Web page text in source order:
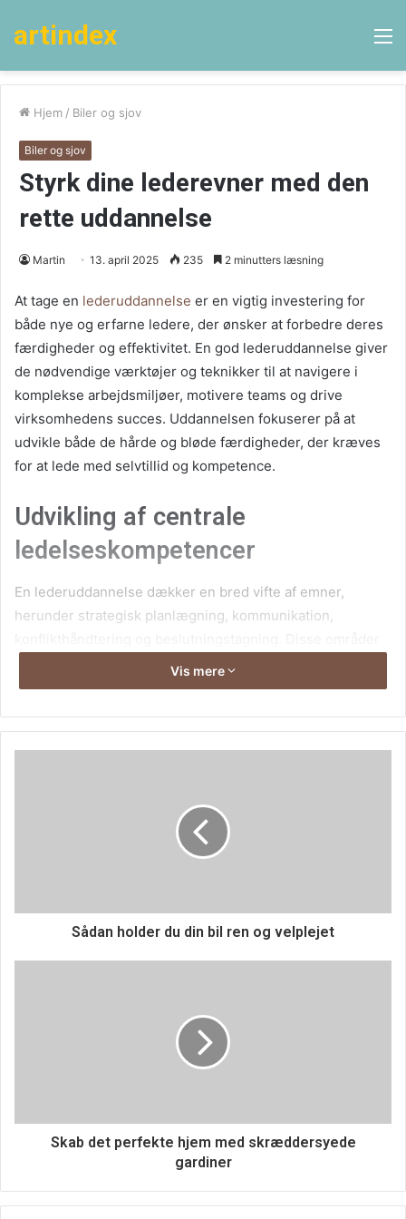
artindex
Hjem / Biler og sjov
Biler og sjov
Styrk dine lederevner med den
rette uddannelse
Martin 13. april 2025 235 2 minutters læsning
At tage en lederuddannelse er en vigtig investering for
både nye og erfarne ledere, der ønsker at forbedre deres
færdigheder og effektivitet. En god lederuddannelse giver
de nødvendige værktøjer og teknikker til at navigere i
komplekse arbejdsmiljøer, motivere teams og drive
virksomhedens succes. Uddannelsen fokuserer på at
udvikle både de hårde og bløde færdigheder, der kræves
for at lede med selvtillid og kompetence.
Udvikling af centrale
ledelseskompetencer
En lederuddannelse dækker en bred vifte af emner,
herunder strategisk planlægning, kommunikation,
er afgørende for at kunne håndtere daglige udfordringer
og træffe informerede beslutninger, der gavner
med at forstå, hvordan man bedst kan udnytte
kommunikationsfærdigheder
enhver leder. En lederuddannelse lærer deltagerne,
gør det muligt for ledere at formidle visioner, mål og
forventninger tydeligt, hvilket er afgørende for at sikre, at
alle i organisationen arbejder mod de samme mål.
Motivation og teamledelse
At kunne motivere et team er en anden central del af
motivationsmetoder og hvordan man skaber et engageret
Vis mere
Sådan holder du din bil ren og velplejet
Skab det perfekte hjem med skræddersyede
gardiner